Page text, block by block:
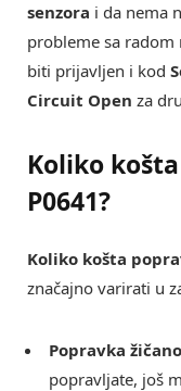
senzora i da nema
probleme sa
biti prijavljen i kod
Circuit Open za
Koliko
P0641?
Koliko košta
značajno varirati u
Popravka
popravljate, još